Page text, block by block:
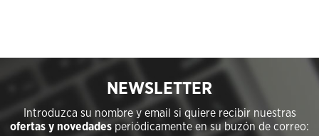
NEWSLETTER
Introduzca su nombre y email si quiere recibir nuestras
ofertas y novedadesperiódicamente en su buzón de correo: